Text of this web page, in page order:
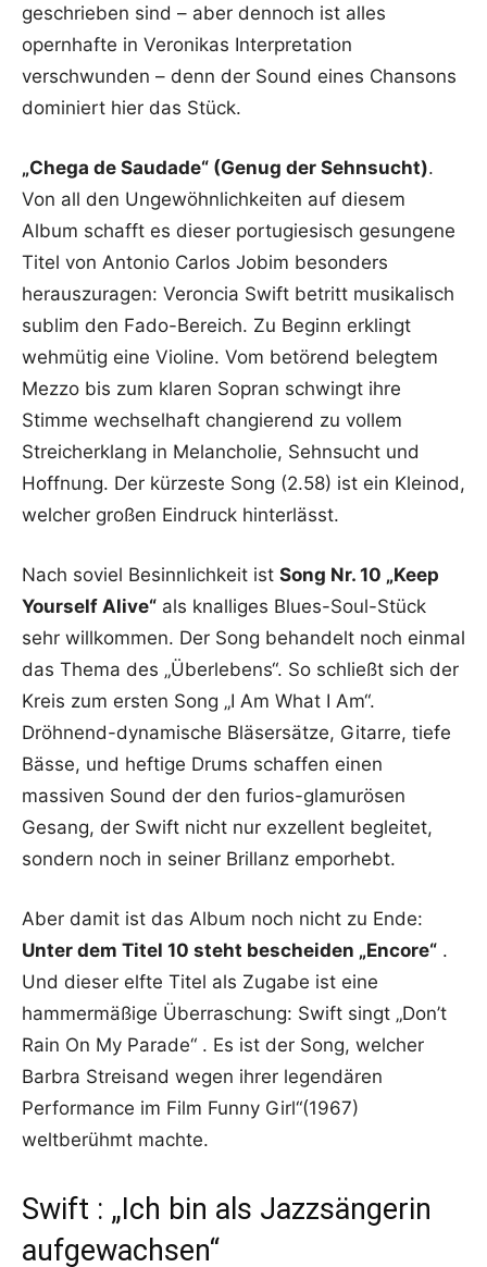
geschrieben sind – aber dennoch ist alles
opernhafte in Veronikas Interpretation
verschwunden – denn der Sound eines Chansons
dominiert hier das Stück.
„Chega de Saudade“ (Genug der Sehnsucht).
Von all den Ungewöhnlichkeiten auf diesem
Album schafft es dieser portugiesisch gesungene
Titel von Antonio Carlos Jobim besonders
herauszuragen: Veroncia Swift betritt musikalisch
sublim den Fado-Bereich. Zu Beginn erklingt
wehmütig eine Violine. Vom betörend belegtem
Mezzo bis zum klaren Sopran schwingt ihre
Stimme wechselhaft changierend zu vollem
Streicherklang in Melancholie, Sehnsucht und
Hoffnung. Der kürzeste Song (2.58) ist ein Kleinod,
welcher großen Eindruck hinterlässt.
Nach soviel Besinnlichkeit ist Song Nr. 10 „Keep
Yourself Alive“ als knalliges Blues-Soul-Stück
sehr willkommen. Der Song behandelt noch einmal
das Thema des „Überlebens“. So schließt sich der
Kreis zum ersten Song „I Am What I Am“.
Dröhnend-dynamische Bläsersätze, Gitarre, tiefe
Bässe, und heftige Drums schaffen einen
massiven Sound der den furios-glamurösen
Gesang, der Swift nicht nur exzellent begleitet,
sondern noch in seiner Brillanz emporhebt.
Aber damit ist das Album noch nicht zu Ende:
Unter dem Titel 10 steht bescheiden „Encore“ .
Und dieser elfte Titel als Zugabe ist eine
hammermäßige Überraschung: Swift singt „Don’t
Rain On My Parade“ . Es ist der Song, welcher
Barbra Streisand wegen ihrer legendären
Performance im Film Funny Girl“(1967)
weltberühmt machte.
Swift : „Ich bin als Jazzsängerin
aufgewachsen“